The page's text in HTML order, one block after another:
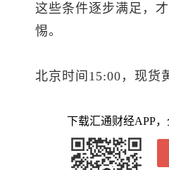
这些条件逐步满足，
惕。
北京时间15:00， 现货
下载汇通财经APP